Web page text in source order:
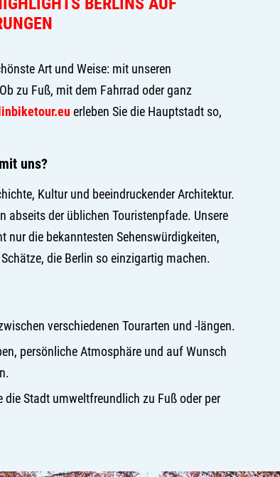
Art und Weise: mit unseren
zu Fuß, mit dem Fahrrad oder ganz
erleben Sie die Hauptstadt so,
uns?
Kultur und beeindruckender Architektur.
abseits der üblichen Touristenpfade. Unsere
nur die bekanntesten Sehenswürdigkeiten,
die Berlin so einzigartig machen.
verschiedenen Tourarten und -längen.
persönliche Atmosphäre und auf Wunsch
die Stadt umweltfreundlich zu Fuß oder per